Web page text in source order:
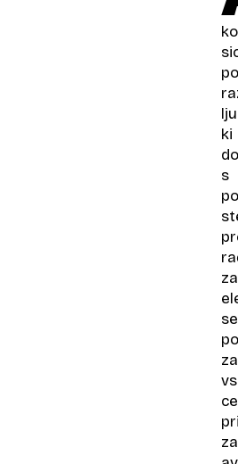
ko
ki
s
za
se
za
pri